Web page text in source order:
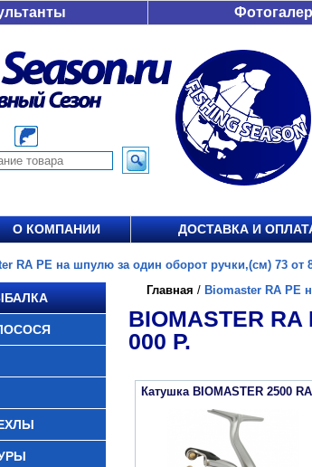
О КОМПАНИИ ДОСТАВКА И
RA PE на шпулю за один оборот ручки,(см) 73 от
Главная / Biomaster RA PE
BIOMASTER
000 Р.
Катушка BIOMASTER 2500 RA